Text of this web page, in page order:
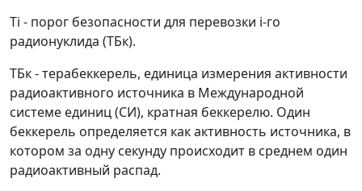
Тi - порог безопасности для перевозки i-го
радионуклида (ТБк).
ТБк - терабеккерель, единица измерения активности
радиоактивного источника в Международной
системе единиц (СИ), кратная беккерелю. Один
беккерель определяется как активность источника, в
котором за одну секунду происходит в среднем один
радиоактивный распад.